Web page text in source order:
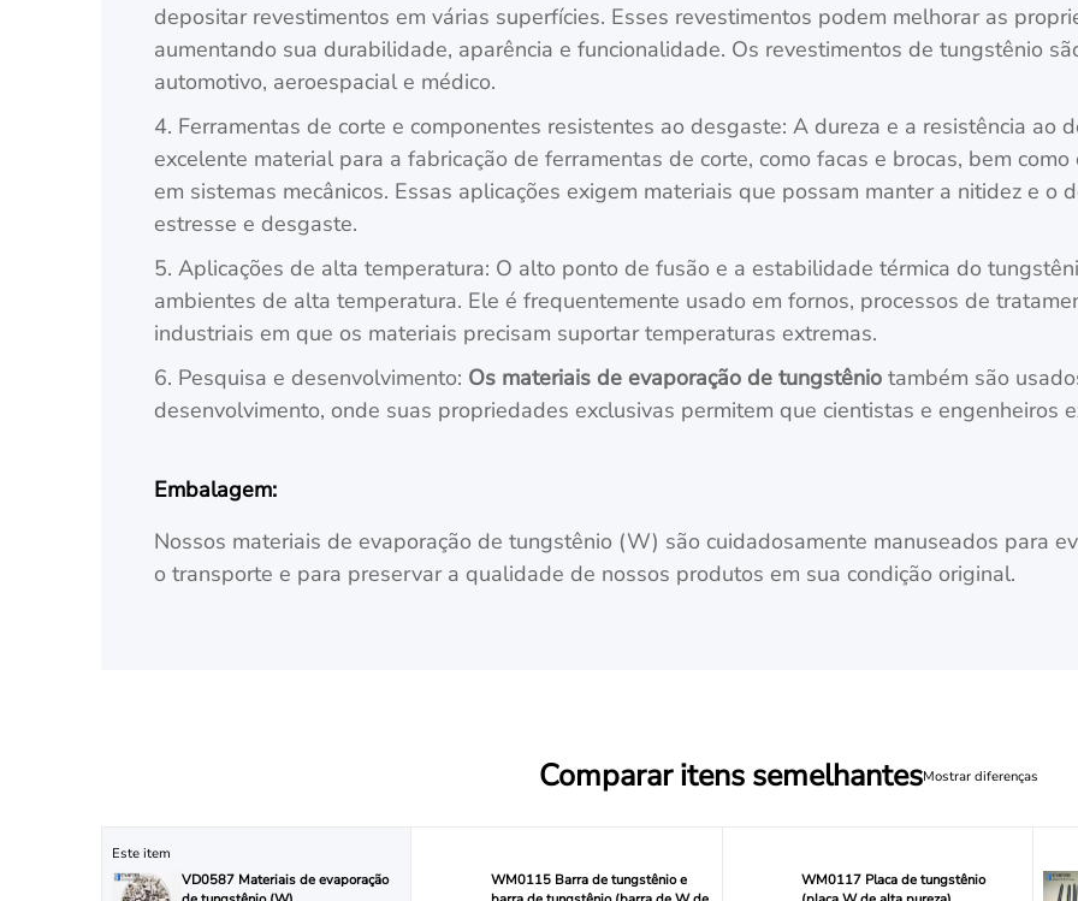
depositar revestimentos em várias superfícies. Esses revestimentos podem melhorar as
aumentando sua durabilidade, aparência e funcionalidade. Os revestimentos de tungstênio
automotivo, aeroespacial e médico.
4. Ferramentas de corte e componentes resistentes ao desgaste: A dureza e a resistência ao
excelente material para a fabricação de ferramentas de corte, como facas e brocas, bem
em sistemas mecânicos. Essas aplicações exigem materiais que possam manter a nitidez e o
estresse e desgaste.
5. Aplicações de alta temperatura: O alto ponto de fusão e a estabilidade térmica do
ambientes de alta temperatura. Ele é frequentemente usado em fornos, processos de
industriais em que os materiais precisam suportar temperaturas extremas.
6. Pesquisa e desenvolvimento: Os materiais de evaporação de tungstênio também são
desenvolvimento, onde suas propriedades exclusivas permitem que cientistas e engenheiros
Embalagem:
Nossos materiais de evaporação de tungstênio (W) são cuidadosamente manuseados para
o transporte e para preservar a qualidade de nossos produtos em sua condição original.
Comparar itens semelhantesMostrar diferenças
Este item
VD0587 Materiais de evaporação
WM0115 Barra de tungstênio e
WM0117 Placa de tungstênio